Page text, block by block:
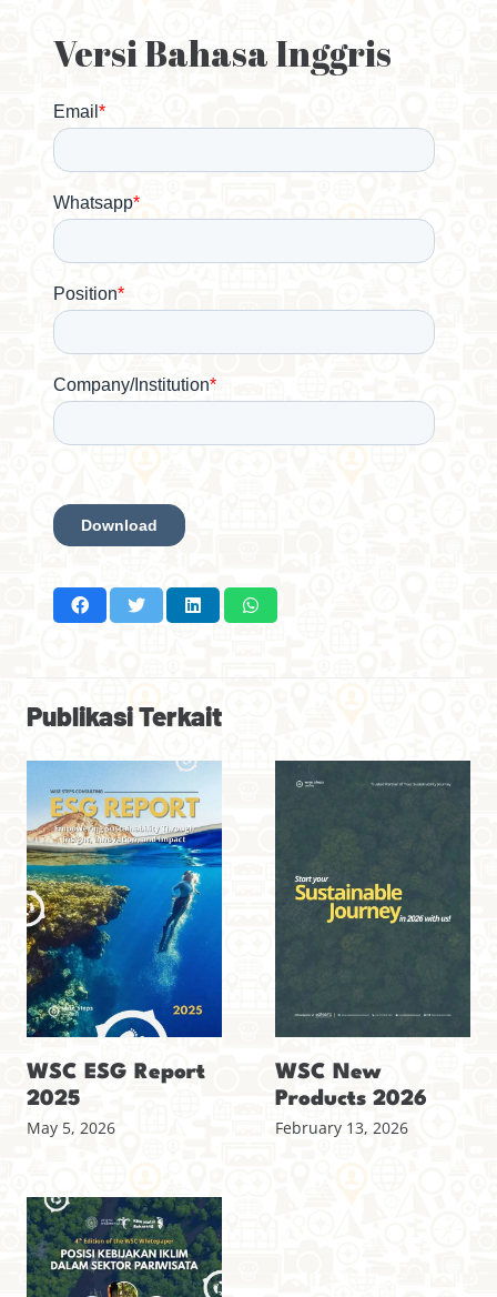
Versi Bahasa Inggris
Publikasi Terkait
WSC ESG Report
2025
May 5, 2026
WSC New
Products 2026
February 13, 2026